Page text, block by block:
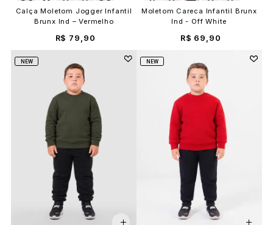
Calça Moletom Jogger Infantil
Brunx Ind – Vermelho
R$ 79,90
Moletom Careca Infantil Brunx
Ind - Off White
R$ 69,90
NEW NEW